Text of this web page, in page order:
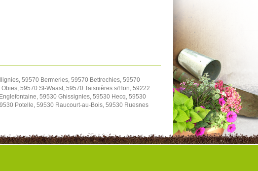
59570 Bermeries, 59570 Bettrechies, 59570
59570 St-Waast, 59570 Taisnières s/Hon, 59222
59530 Ghissignies, 59530 Hecq, 59530
Potelle, 59530 Raucourt-au-Bois, 59530 Ruesnes